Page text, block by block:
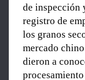
de inspección
registro de
los granos
mercado
dieron a